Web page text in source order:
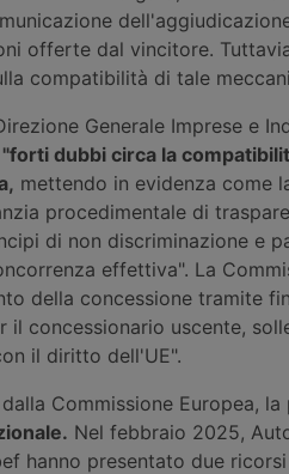
offerte dal vincitore.
compatibilità di tale
Generale Imprese e
"forti dubbi circa la
mettendo in evidenza come
procedimentale di
di non discriminazione e
effettiva". La
della concessione tramite
il concessionario uscente,
il diritto dell'UE".
Commissione Europea,
Nel febbraio 2025,
hanno presentato due